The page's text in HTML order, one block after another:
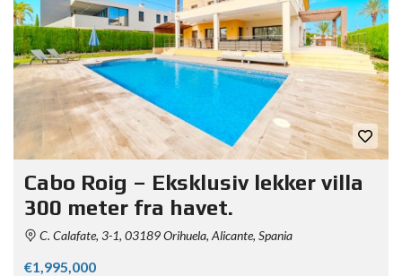
Cabo Roig – Eksklusiv lekker villa
300 meter fra havet.
C. Calafate, 3-1, 03189 Orihuela, Alicante, Spania
€1,995,000